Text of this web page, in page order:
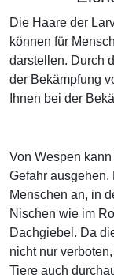
Die Haare der
können für
darstellen. Durch
der Bekämpfung
Ihnen bei der
Von Wespen
Gefahr
Menschen an, in
Nischen wie im
Dachgiebel. Da
nicht nur
Tiere auch